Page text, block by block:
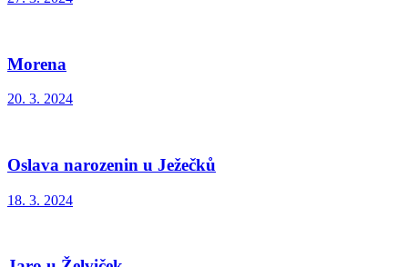
Morena
20. 3. 2024
Oslava narozenin u Ježečků
18. 3. 2024